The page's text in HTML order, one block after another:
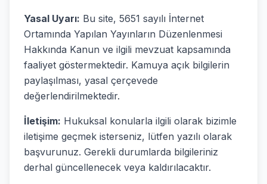
Yasal Uyarı: Bu site, 5651 sayılı İnternet
Ortamında Yapılan Yayınların Düzenlenmesi
Hakkında Kanun ve ilgili mevzuat kapsamında
faaliyet göstermektedir. Kamuya açık bilgilerin
paylaşılması, yasal çerçevede
değerlendirilmektedir.
İletişim: Hukuksal konularla ilgili olarak bizimle
iletişime geçmek isterseniz, lütfen yazılı olarak
başvurunuz. Gerekli durumlarda bilgileriniz
derhal güncellenecek veya kaldırılacaktır.